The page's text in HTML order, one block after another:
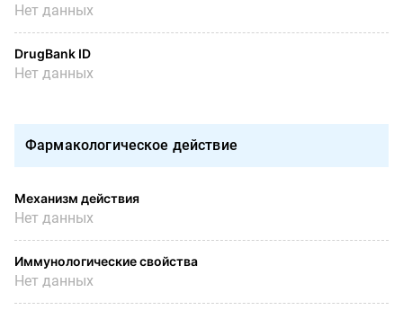
Нет данных
DrugBank ID
Нет данных
Фармакологическое действие
Механизм действия
Нет данных
Иммунологические свойства
Нет данных